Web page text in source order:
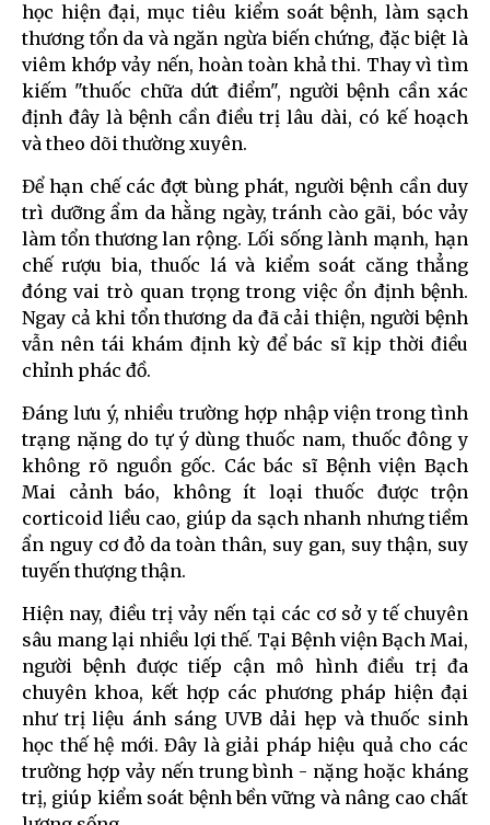
học hiện đại, mục tiêu kiểm soát bệnh, làm sạch
thương tổn da và ngăn ngừa biến chứng, đặc biệt là
viêm khớp vảy nến, hoàn toàn khả thi. Thay vì tìm
kiếm "thuốc chữa dứt điểm", người bệnh cần xác
định đây là bệnh cần điều trị lâu dài, có kế hoạch
và theo dõi thường xuyên.
Để hạn chế các đợt bùng phát, người bệnh cần duy
trì dưỡng ẩm da hằng ngày, tránh cào gãi, bóc vảy
làm tổn thương lan rộng. Lối sống lành mạnh, hạn
chế rượu bia, thuốc lá và kiểm soát căng thẳng
đóng vai trò quan trọng trong việc ổn định bệnh.
Ngay cả khi tổn thương da đã cải thiện, người bệnh
vẫn nên tái khám định kỳ để bác sĩ kịp thời điều
chỉnh phác đồ.
Đáng lưu ý, nhiều trường hợp nhập viện trong tình
trạng nặng do tự ý dùng thuốc nam, thuốc đông y
không rõ nguồn gốc. Các bác sĩ Bệnh viện Bạch
Mai cảnh báo, không ít loại thuốc được trộn
corticoid liều cao, giúp da sạch nhanh nhưng tiềm
ẩn nguy cơ đỏ da toàn thân, suy gan, suy thận, suy
tuyến thượng thận.
Hiện nay, điều trị vảy nến tại các cơ sở y tế chuyên
sâu mang lại nhiều lợi thế. Tại Bệnh viện Bạch Mai,
người bệnh được tiếp cận mô hình điều trị đa
chuyên khoa, kết hợp các phương pháp hiện đại
như trị liệu ánh sáng UVB dải hẹp và thuốc sinh
học thế hệ mới. Đây là giải pháp hiệu quả cho các
trường hợp vảy nến trung bình - nặng hoặc kháng
trị, giúp kiểm soát bệnh bền vững và nâng cao chất